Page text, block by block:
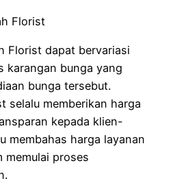
Florist
Florist dapat bervariasi
karangan bunga yang
bunga tersebut.
selalu memberikan harga
kepada klien-
membahas harga layanan
memulai proses